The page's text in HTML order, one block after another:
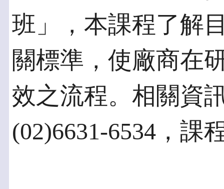
班」，本課程了解
關標準，使廠商在
效之流程。相關資
(02)6631-6534，課